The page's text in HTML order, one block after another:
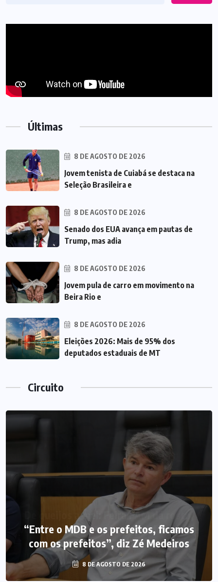
Últimas
8 DE AGOSTO DE 2026
Jovem tenista de Cuiabá se destaca na
Seleção Brasileira e
8 DE AGOSTO DE 2026
Senado dos EUA avança em pautas de
Trump, mas adia
8 DE AGOSTO DE 2026
Jovem pula de carro em movimento na
Beira Rio e
8 DE AGOSTO DE 2026
Eleições 2026: Mais de 95% dos
deputados estaduais de MT
Circuito
“Entre o MDB e os prefeitos, ficamos
com os prefeitos”, diz Zé Medeiros
8 DE AGOSTO DE 2026